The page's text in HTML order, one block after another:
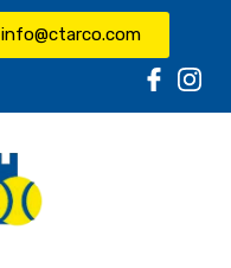
info@ctarco.com